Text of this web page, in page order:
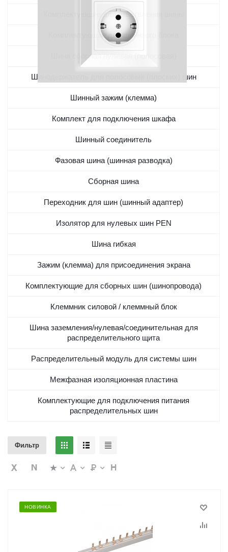
Комплектующие для ответвления шины
Комплектующие для шиннного блока
Шина сборная нулевая (полосовая)
Шинодержатель для полосовых (плоских) шин
Шинный зажим (клемма)
Комплект для подключения шкафа
Шинный соединитель
Фазовая шина (шинная разводка)
Сборная шина
Переходник для шин (шинный адаптер)
Изолятор для нулевых шин PEN
Шина гибкая
Зажим (клемма) для присоединения экрана
Комплектующие для сборных шин (шинопровода)
Клеммник силовой / клеммный блок
Шина заземления/нулевая/соединительная для
распределительного щита
Распределительный модуль для системы шин
Межфазная изоляционная пластина
Комплектующие для подключения питания
распределительных шин
Фильтр
НОВИНКА